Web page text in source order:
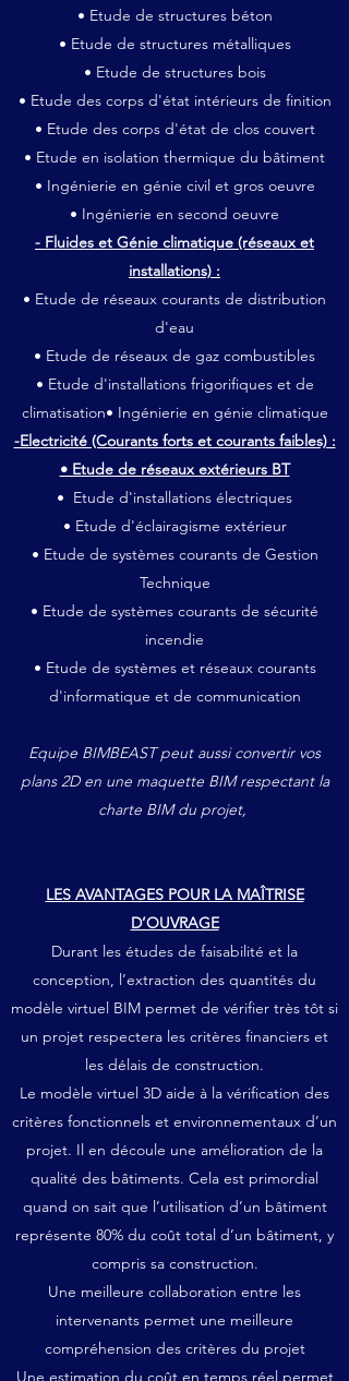
• Etude de structures béton
• Etude de structures métalliques
• Etude de structures bois
• Etude des corps d'état intérieurs de finition
• Etude des corps d'état de clos couvert
• Etude en isolation thermique du bâtiment
• Ingénierie en génie civil et gros oeuvre
• Ingénierie en second oeuvre
- Fluides et Génie climatique (réseaux et
installations) :
• Etude de réseaux courants de distribution
d'eau
• Etude de réseaux de gaz combustibles
• Etude d'installations frigorifiques et de
climatisation• Ingénierie en génie climatique
-Electricité (Courants forts et courants faibles) :
• Etude de réseaux extérieurs BT
• Etude d'installations électriques
• Etude d'éclairagisme extérieur
• Etude de systèmes courants de Gestion
Technique
• Etude de systèmes courants de sécurité
incendie
• Etude de systèmes et réseaux courants
d'informatique et de communication
Equipe BIMBEAST peut aussi convertir vos
plans 2D en une maquette BIM respectant la
charte BIM du projet,
LES AVANTAGES POUR LA MAÎTRISE
D’OUVRAGE
Durant les études de faisabilité et la
conception, l’extraction des quantités du
modèle virtuel BIM permet de vérifier très tôt si
un projet respectera les critères financiers et
les délais de construction.
Le modèle virtuel 3D aide à la vérification des
critères fonctionnels et environnementaux d’un
projet. Il en découle une amélioration de la
qualité des bâtiments. Cela est primordial
quand on sait que l’utilisation d’un bâtiment
représente 80% du coût total d’un bâtiment, y
compris sa construction.
Une meilleure collaboration entre les
intervenants permet une meilleure
compréhension des critères du projet
Une estimation du coût en temps réel permet